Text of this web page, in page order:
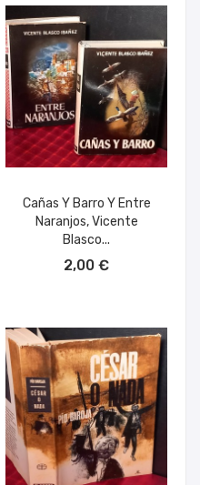
Cañas Y Barro Y Entre
Naranjos, Vicente
Blasco...
2,00 €